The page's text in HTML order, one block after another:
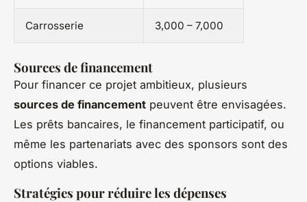
Carrosserie 3,000 – 7,000
Sources de financement
Pour financer ce projet ambitieux, plusieurs
sources de financement peuvent être envisagées.
Les prêts bancaires, le financement participatif, ou
même les partenariats avec des sponsors sont des
options viables.
Stratégies pour réduire les dépenses